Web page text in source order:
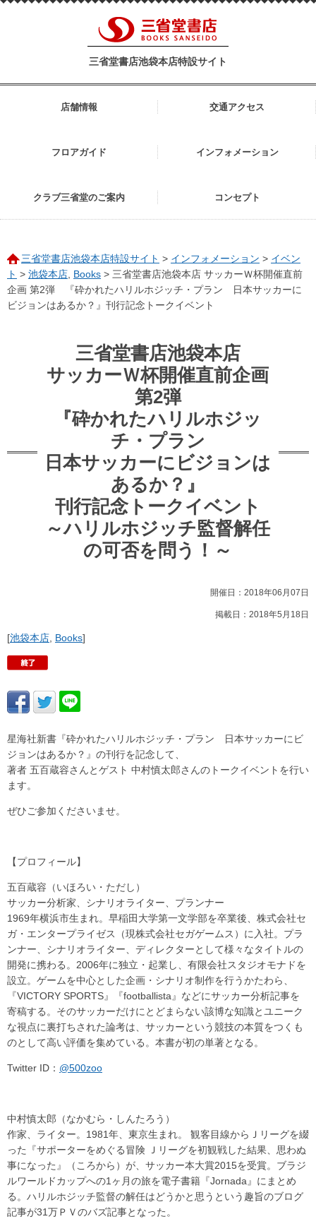
三省堂書店池袋本店特設サイト
店舗情報 交通アクセス
フロアガイド インフォメーション
クラブ三省堂のご案内 コンセプト
三省堂書店池袋本店特設サイト > インフォメーション > イベン
ト > 池袋本店 Books > 三省堂書店池袋本店 サッカーＷ杯開催直前
企画 第2弾 『砕かれたハリルホジッチ・プラン 日本サッカーに
ビジョンはあるか？』刊行記念トークイベント
三省堂書店池袋本店
サッカーＷ杯開催直前企画
第2弾
『砕かれたハリルホジッ
チ・プラン
日本サッカーにビジョンは
あるか？』
刊行記念トークイベント
～ハリルホジッチ監督解任
の可否を問う！～
開催日：2018年06月07日
掲載日：2018年5月18日
[池袋本店 Books]
星海社新書『砕かれたハリルホジッチ・プラン 日本サッカーにビ
ジョンはあるか？』の刊行を記念して、
著者 五百蔵容さんとゲスト 中村慎太郎さんのトークイベントを行い
ます。
ぜひご参加くださいませ。
【プロフィール】
五百蔵容（いほろい・ただし）
サッカー分析家、シナリオライター、プランナー
1969年横浜市生まれ。早稲田大学第一文学部を卒業後、株式会社セ
ガ・エンタープライゼス（現株式会社セガゲームス）に入社。プラ
ンナー、シナリオライター、ディレクターとして様々なタイトルの
開発に携わる。2006年に独立・起業し、有限会社スタジオモナドを
設立。ゲームを中心とした企画・シナリオ制作を行うかたわら、
『VICTORY SPORTS』『footballista』などにサッカー分析記事を
寄稿する。そのサッカーだけにとどまらない該博な知識とユニーク
な視点に裏打ちされた論考は、サッカーという競技の本質をつくも
のとして高い評価を集めている。本書が初の単著となる。
Twitter ID： @500zoo
中村慎太郎（なかむら・しんたろう）
作家、ライター。1981年、東京生まれ。 観客目線からＪリーグを綴
った『サポーターをめぐる冒険 Ｊリーグを初観戦した結果、思わぬ
事になった』（ころから）が、サッカー本大賞2015を受賞。ブラジ
ルワールドカップへの1ヶ月の旅を電子書籍『Jornada』にまとめ
る。ハリルホジッチ監督の解任はどうかと思うという趣旨のブログ
記事が31万ＰＶのバズ記事となった。